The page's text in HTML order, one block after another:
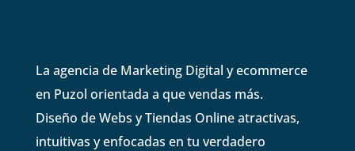
La agencia de Marketing Digital y ecommerce
en Puzol orientada a que vendas más.
Diseño de Webs y Tiendas Online atractivas,
intuitivas y enfocadas en tu verdadero